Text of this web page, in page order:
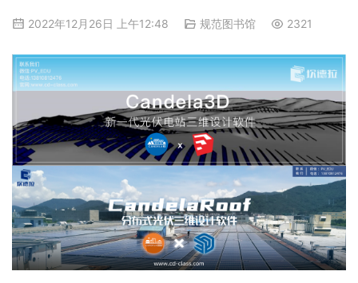
2022年12月26日 上午12:48 规范图书馆 2321